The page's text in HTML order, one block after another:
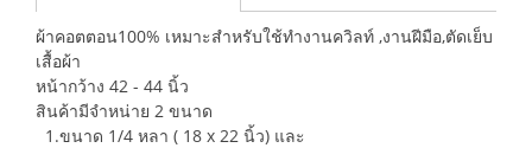
ผ้าคอตตอน100% เหมาะสำหรับใช้ทำงานควิลท์ ,งานฝีมือ,ตัดเย็บ
เสื้อผ้า
หน้ากว้าง 42 - 44 นิ้ว
สินค้ามีจำหน่าย 2 ขนาด
1.ขนาด 1/4 หลา ( 18 x 22 นิ้ว) และ